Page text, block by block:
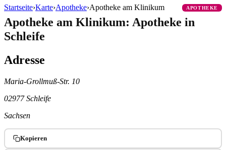
Startseite›Karte›Apotheke›Apotheke am Klinikum APOTHEKE
Apotheke am Klinikum: Apotheke in
Schleife
Adresse
Maria-Grollmuß-Str. 10
02977 Schleife
Sachsen
Kopieren